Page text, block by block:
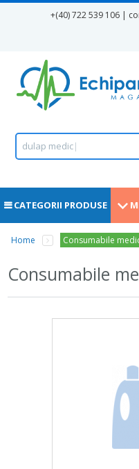
+(40) 722 539 106 |
Formular de căutare
Căutare
.dulap medica
CATEGORII PRODUSE
Eşti aici
Home Consumabile
Consumabile